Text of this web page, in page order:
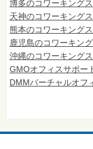
博多のコワーキング
天神のコワーキング
熊本のコワーキング
鹿児島のコワーキン
沖縄のコワーキング
GMOオフィスサポー
DMMバーチャルオフ